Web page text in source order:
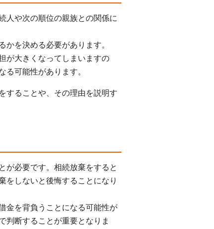
人や次の順位の親族との関係に
を決める必要があります。
が大きくなってしまいますの
る可能性があります。
することや、その理由を説明す
が必要です。相続放棄をすると
をしないと後悔することになり
金を背負うことになる可能性が
判断することが重要となりま